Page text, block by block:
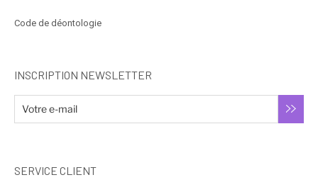
Code de déontologie
INSCRIPTION NEWSLETTER
SERVICE CLIENT